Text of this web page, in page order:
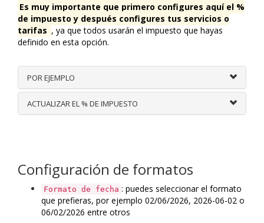
Es muy importante que primero configures aquí el %
de impuesto y después configures tus servicios o
tarifas , ya que todos usarán el impuesto que hayas
definido en esta opción.
POR EJEMPLO
ACTUALIZAR EL % DE IMPUESTO
Configuración de formatos
Formato de fecha : puedes seleccionar el formato
que prefieras, por ejemplo 02/06/2026, 2026-06-02 o
06/02/2026 entre otros